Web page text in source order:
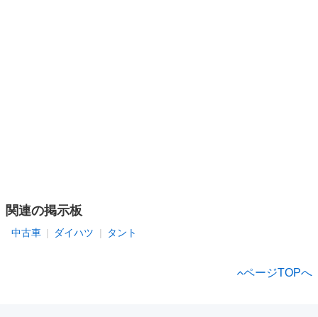
関連の掲示板
中古車 ダイハツ タント
ページTOPへ